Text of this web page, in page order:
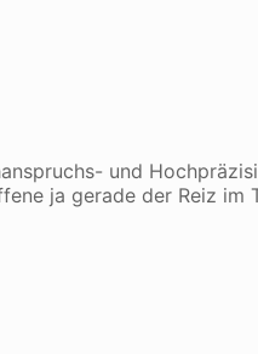
und
ja gerade der Reiz im